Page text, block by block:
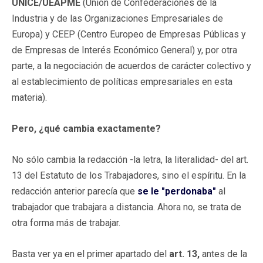
UNICE/UEAPME (Unión de Confederaciones de la
Industria y de las Organizaciones Empresariales de
Europa) y CEEP (Centro Europeo de Empresas Públicas y
de Empresas de Interés Económico General) y, por otra
parte, a la negociación de acuerdos de carácter colectivo y
al establecimiento de políticas empresariales en esta
materia).
Pero, ¿qué cambia exactamente?
No sólo cambia la redacción -la letra, la literalidad- del art.
13 del Estatuto de los Trabajadores, sino el espíritu. En la
redacción anterior parecía que se le "perdonaba" al
trabajador que trabajara a distancia. Ahora no, se trata de
otra forma más de trabajar.
Basta ver ya en el primer apartado del art. 13, antes de la